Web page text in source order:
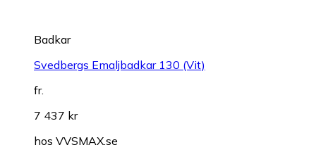
Badkar
Svedbergs Emaljbadkar 130 (Vit)
fr.
7 437 kr
hos VVSMAX.se